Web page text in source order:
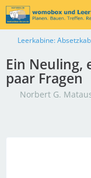
Leerkabine:
Ein Neuling,
paar Fragen
Norbert G.